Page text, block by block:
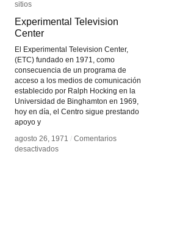
sitios
Experimental Television
Center
El Experimental Television Center,
(ETC) fundado en 1971, como
consecuencia de un programa de
acceso a los medios de comunicación
establecido por Ralph Hocking en la
Universidad de Binghamton en 1969,
hoy en día, el Centro sigue prestando
apoyo y
agosto 26, 1971 / Comentarios
desactivadosen
sitios
Experimental Television
Center
agosto 26, 1971 / Comentarios
desactivadosen